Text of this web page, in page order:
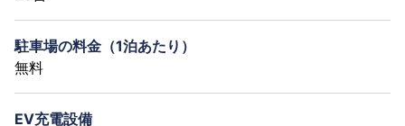
駐車場の料金（1泊あたり）
無料
EV充電設備